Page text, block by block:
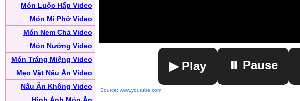
Món Luộc Hấp Video
Món Mì Phở Video
Món Nem Chả Video
Món Nướng Video
Món Tráng Miệng Video
Mẹo Vặt Nấu Ăn Video
Nấu Ăn Không Video
▶ Play ⏸ Pause
Source: www.youtube.com